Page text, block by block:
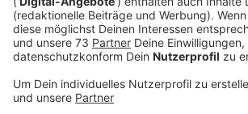
Anzeige
Hoher Emotionaler Wert